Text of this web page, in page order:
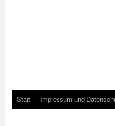
Start Impressum und